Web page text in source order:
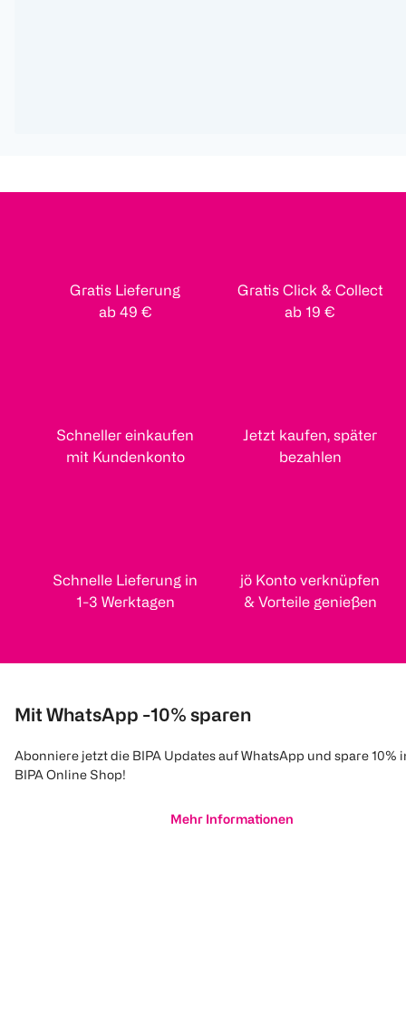
Gratis Lieferung
ab 49 €
Gratis Click & Collect
ab 19 €
Schneller einkaufen
mit Kundenkonto
Jetzt kaufen, später
bezahlen
Schnelle Lieferung in
1-3 Werktagen
jö Konto verknüpfen
& Vorteile genießen
Mit WhatsApp -10% sparen
Abonniere jetzt die BIPA Updates auf WhatsApp und spare 10%
BIPA Online Shop!
Mehr Informationen